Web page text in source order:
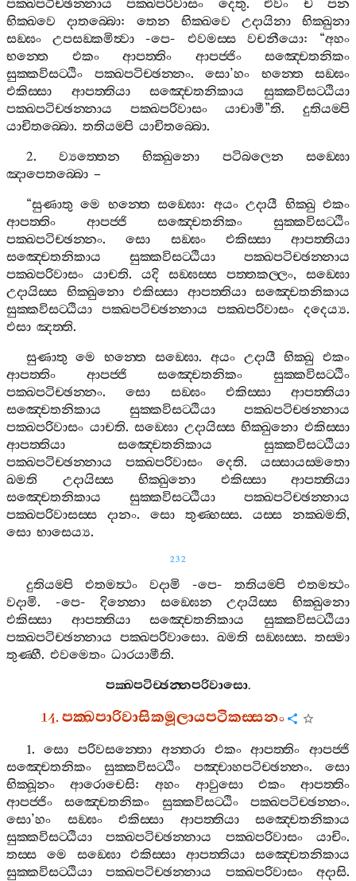
පක‍්ඛපටිච‍්ඡන‍්නාය පක‍්ඛපරිවාසං දෙතු.එවං ච
පන
භික‍්ඛවෙ
දාතබ‍්බො: තෙන භික‍්ඛවෙ උදායිනා
භික‍්ඛුනා
සඞ‍්ඝං
උපසඞ‍්කමිත්‍වා -පෙ- එවමස‍්ස වචනීයො: “අහං
භන‍්තෙ
එකං ආපත‍්තිං ආපජ‍්ජිං
සඤ‍්චෙතනිකං
සුක‍්කවිසට‍්ඨිං
පක‍්ඛපටිච‍්ඡන‍්නං. සො’හං භන‍්තෙ
සඞ‍්ඝං
එකිස‍්සා
ආපත‍්තියා සඤ‍්චෙතනිකාය
සුක‍්කවිසට‍්ඨියා
පක‍්ඛපටිච‍්ඡන‍්නාය
පක‍්ඛපරිවාසං යාචාමී”ති.දුතියම‍්පි
යාචිතබ‍්බො. තතියම‍්පි යාචිතබ‍්බො.
2. ව්‍යත‍්තෙන භික‍්ඛුනො පටිබලෙන
සඞ‍්ඝො
ඤාපෙතබ‍්බො –
“සුණාතු මෙ භන‍්තෙ සඞ‍්ඝො: අයං උදායී භික‍්ඛු එකං
ආපත‍්තිං
ආපජ‍්ජි සඤ‍්චෙතනිකං
සුක‍්කවිසට‍්ඨිං
පක‍්ඛපටිච‍්ඡන‍්නං.සො සඞ‍්ඝං එකිස‍්සා
ආපත‍්තියා
සඤ‍්චෙතනිකාය
සුක‍්කවිසට‍්ඨියා
පක‍්ඛපටිච‍්ඡන‍්නාය
පක‍්ඛපරිවාසං
යාචති. යදි සඞ‍්ඝස‍්ස පත‍්තකල‍්ලං, සඞ‍්ඝො
උදායිස‍්ස
භික‍්ඛුනො එකිස‍්සා ආපත‍්තියා
සඤ‍්චෙතනිකාය
සුක‍්කවිසට‍්ඨියා
පක‍්ඛපටිච‍්ඡන‍්නාය පක‍්ඛපරිවාසං දදෙය්‍ය.
එසා ඤත‍්ති.
සුණාතු
මෙ භන‍්තෙ සඞ‍්ඝො. අයං උදායී භික‍්ඛු එකං
ආපත‍්තිං
ආපජ‍්ජි සඤ‍්චෙතනිකං
සුක‍්කවිසට‍්ඨිං
පක‍්ඛපටිච‍්ඡන‍්නං.සො සඞ‍්ඝං එකිස‍්සා
ආපත‍්තියා
සඤ‍්චෙතනිකාය
සුක‍්කවිසට‍්ඨියා
පක‍්ඛපටිච‍්ඡන‍්නාය
පක‍්ඛපරිවාසං යාචති.සඞ‍්ඝො උදායිස‍්ස භික‍්ඛුනො එකිස‍්සා
ආපත‍්තියා
සඤ‍්චෙතනිකාය
සුක‍්කවිසට‍්ඨියා
පක‍්ඛපටිච‍්ඡන‍්නාය
පක‍්ඛපරිවාසං දෙති. යස‍්සායස‍්මතො
ඛමති
උදායිස‍්ස භික‍්ඛුනො එකිස‍්සා
ආපත‍්තියා
සඤ‍්චෙතනිකාය
සුක‍්කවිසට‍්ඨියා
පක‍්ඛපටිච‍්ඡන‍්නාය
පක‍්ඛපරිවාසස‍්ස
දානං. සො තුණ‍්හස‍්ස. යස‍්ස නක‍්ඛමති,
සො භාසෙය්‍ය.
232
දුතියම‍්පි එතමත්‍ථං වදාමි -පෙ- තතියම‍්පි
එතමත්‍ථං
වදාමි. -පෙ-දින‍්නො සඞ‍්ඝෙන උදායිස‍්ස
භික‍්ඛුනො
එකිස‍්සා
ආපත‍්තියා සඤ‍්චෙතනිකාය
සුක‍්කවිසට‍්ඨියා
පක‍්ඛපටිච‍්ඡන‍්නාය පක‍්ඛපරිවාසො. ඛමති සඞ‍්ඝස‍්ස. තස‍්මා
තුණ‍්හී. එවමෙතං ධාරයාමීති.
පක‍්ඛපටිච‍්ඡන‍්නපරිවාසො.
14.පක‍්ඛපාරිවාසිකමූලායපටිකස‍්සනං
1.සො පරිවසන‍්තො අන‍්තරා එකං ආපත‍්තිං
ආපජ‍්ජි
සඤ‍්චෙතනිකං
සුක‍්කවිසට‍්ඨිං පඤ‍්චාහපටිච‍්ඡන‍්නං.සො
භික‍්ඛූනං
ආරොචෙසි:අහං ආවුසො එකං
ආපත‍්තිං
ආපජ‍්ජිං
සඤ‍්චෙතනිකං සුක‍්කවිසට‍්ඨිං පක‍්ඛපටිච‍්ඡන‍්නං.
සො’හං සඞ‍්ඝං එකිස‍්සා ආපත‍්තියා
සඤ‍්චෙතනිකාය
සුක‍්කවිසට‍්ඨියා
පක‍්ඛපටිච‍්ඡන‍්නාය පක‍්ඛපරිවාසං යාචිං.
තස‍්ස
මෙ සඞ‍්ඝො එකිස‍්සා ආපත‍්තියා
සඤ‍්චෙතනිකාය
සුක‍්කවිසට‍්ඨියා
පක‍්ඛපටිච‍්ඡන‍්නාය පක‍්ඛපරිවාසං අදාසි.